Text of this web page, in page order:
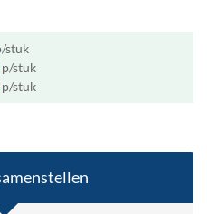
stuk
p/stuk
p/stuk